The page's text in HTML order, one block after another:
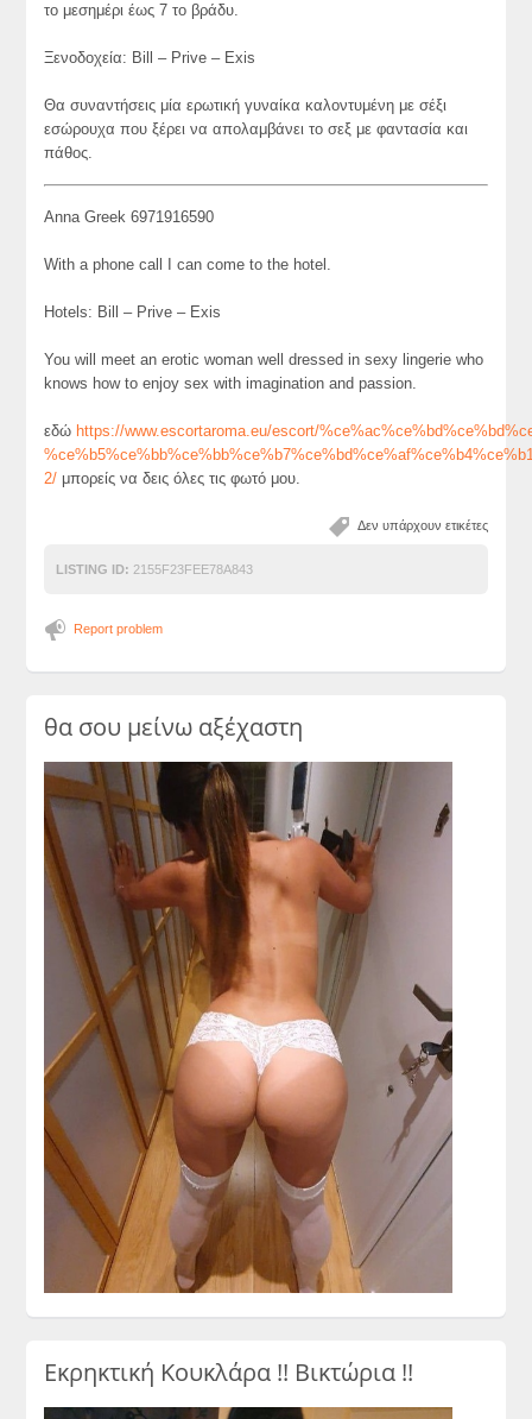
το μεσημέρι έως 7 το βράδυ.
Ξενοδοχεία: Bill – Prive – Exis
Θα συναντήσεις μία ερωτική γυναίκα καλοντυμένη με σέξι
εσώρουχα που ξέρει να απολαμβάνει το σεξ με φαντασία και
πάθος.
Anna Greek 6971916590
With a phone call I can come to the hotel.
Hotels: Bill – Prive – Exis
You will meet an erotic woman well dressed in sexy lingerie who
knows how to enjoy sex with imagination and passion.
εδώ https://www.escortaroma.eu/escort/
2/ μπορείς να δεις όλες τις φωτό μου.
Δεν υπάρχουν ετικέτες
LISTING ID: 2155F23FEE78A843
Report problem
θα σου μείνω αξέχαστη
Εκρηκτική Κουκλάρα !! Βικτώρια !!